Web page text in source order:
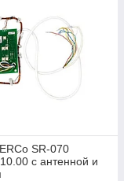
SR-070
с антенной и